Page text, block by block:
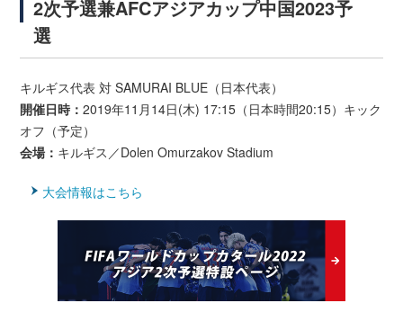
2次予選兼AFCアジアカップ中国2023予
選
キルギス代表 対 SAMURAI BLUE（日本代表）
開催日時：2019年11月14日(木) 17:15（日本時間20:15）キック
オフ（予定）
会場： キルギス／Dolen Omurzakov Stadium
大会情報はこちら